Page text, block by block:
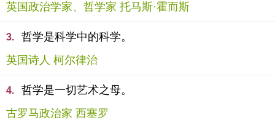
英国政治学家、哲学家 托马斯·霍而斯
3.
哲学是科学中的科学。
英国诗人 柯尔律治
4.
哲学是一切艺术之母。
古罗马政治家 西塞罗